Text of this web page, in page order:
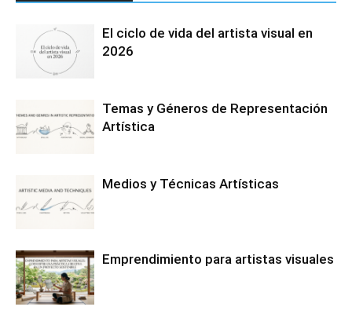
El ciclo de vida del artista visual en
2026
Temas y Géneros de Representación
Artística
Medios y Técnicas Artísticas
Emprendimiento para artistas visuales